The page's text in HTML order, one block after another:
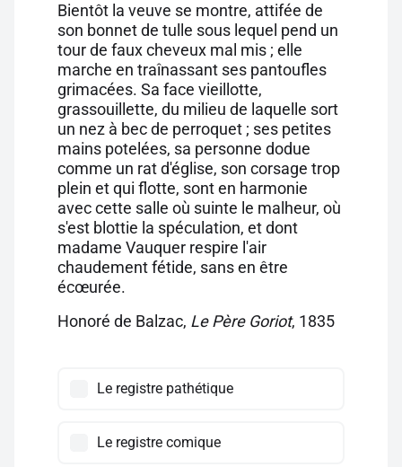
Bientôt la veuve se montre, attifée de
son bonnet de tulle sous lequel pend un
tour de faux cheveux mal mis ; elle
marche en traînassant ses pantoufles
grimacées. Sa face vieillotte,
grassouillette, du milieu de laquelle sort
un nez à bec de perroquet ; ses petites
mains potelées, sa personne dodue
comme un rat d'église, son corsage trop
plein et qui flotte, sont en harmonie
avec cette salle où suinte le malheur, où
s'est blottie la spéculation, et dont
madame Vauquer respire l'air
chaudement fétide, sans en être
écœurée.
Honoré de Balzac, Le Père Goriot, 1835
Le registre pathétique
Le registre comique